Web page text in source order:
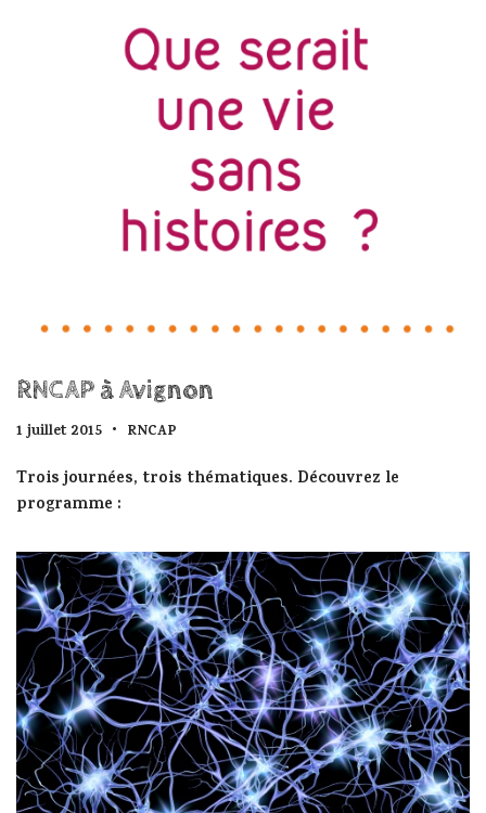
RNCAP à Avignon
1 juillet 2015 RNCAP
Trois journées, trois thématiques. Découvrez le
programme :